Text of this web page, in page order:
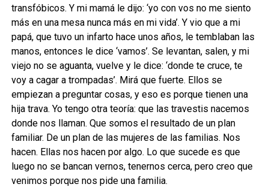
transfóbicos. Y mi mamá le dijo: ‘yo con vos no me siento
más en una mesa nunca más en mi vida’. Y vio que a mi
papá, que tuvo un infarto hace unos años, le temblaban las
manos, entonces le dice ‘vamos’. Se levantan, salen, y mi
viejo no se aguanta, vuelve y le dice: ‘donde te cruce, te
voy a cagar a trompadas’. Mirá que fuerte. Ellos se
empiezan a preguntar cosas, y eso es porque tienen una
hija trava. Yo tengo otra teoría: que las travestis nacemos
donde nos llaman. Que somos el resultado de un plan
familiar. De un plan de las mujeres de las familias. Nos
hacen. Ellas nos hacen por algo. Lo que sucede es que
luego no se bancan vernos, tenernos cerca, pero creo que
venimos porque nos pide una familia.